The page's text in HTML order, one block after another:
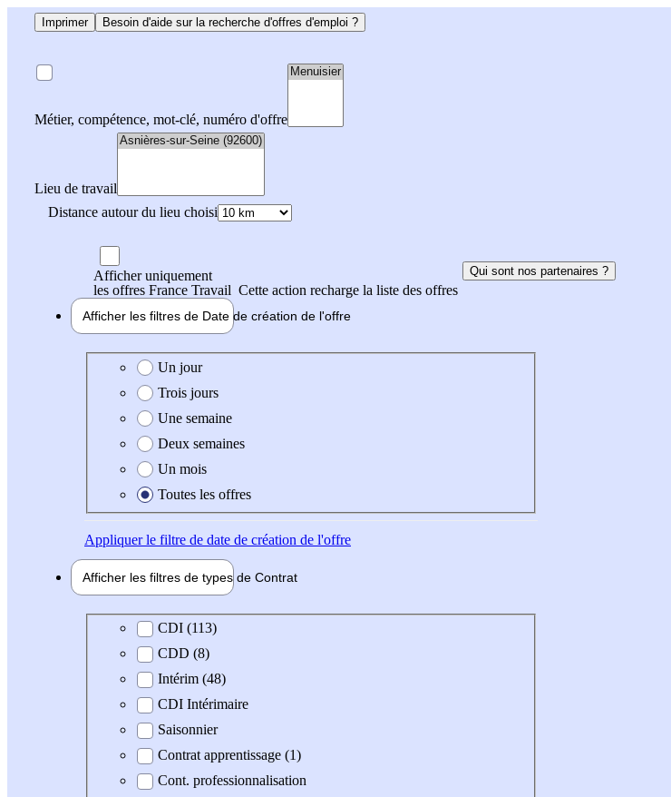
Imprimer Besoin d'aide sur la recherche d'offres d'emploi ?
Métier, compétence, mot-clé, numéro d'offre
Lieu de travail
Distance autour du lieu choisi
Afficher uniquement
les offres France Travail Cette action recharge la liste des offres
Qui sont nos partenaires ?
Afficher les filtres de Date de création de l'offre
Date de création de l'offre
Un jour
Trois jours
Une semaine
Deux semaines
Un mois
Toutes les offres
Appliquerle filtre de date de création de l'offre
Afficher les filtres de types de Contrat
Type de contratCDI (113)
CDD (8)
Intérim (48)
CDI Intérimaire
Saisonnier
Contrat apprentissage (1)
Cont. professionnalisation